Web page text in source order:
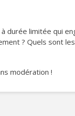
durée limitée qui
? Quels sont les
modération !